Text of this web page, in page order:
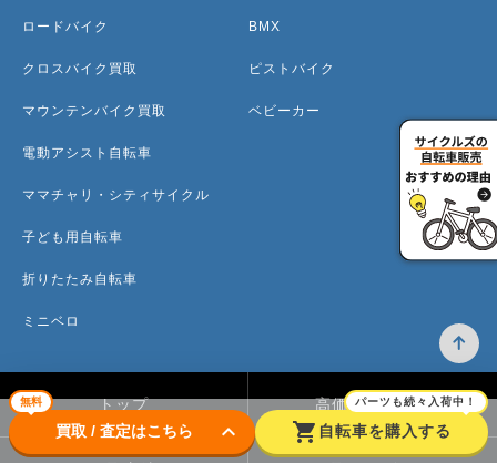
無料
買取 / 査定はこちら keyboard_arrow_down shopping_cart
パーツも続々入荷中！
自転車を購入する
ロードバイク
クロスバイク買取
マウンテンバイク買取
電動アシスト自転車
ママチャリ・シティサイクル
子ども用自転車
折りたたみ自転車
ミニベロ
BMX
ピストバイク
ベビーカー
トップ 高価買取のワケ